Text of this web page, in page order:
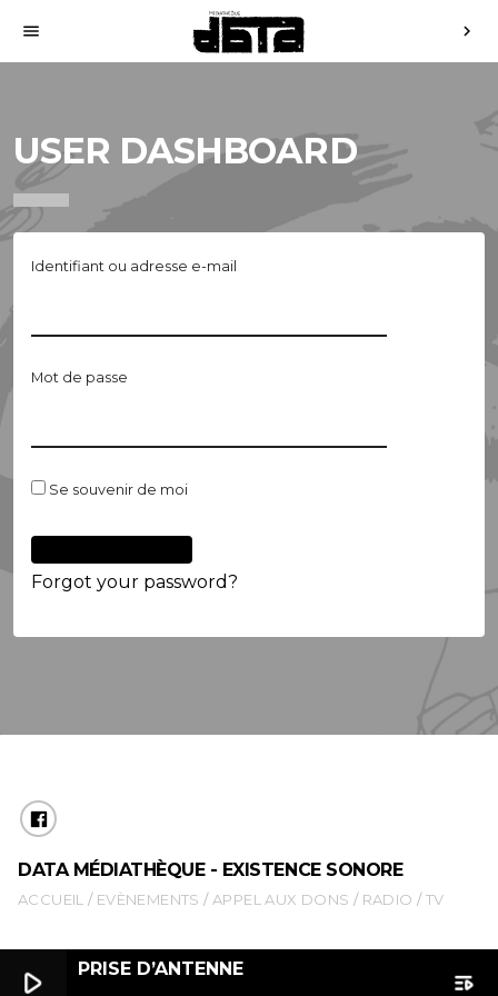
menu chevron_right
USER DASHBOARD
Identifiant ou adresse e-mail
Mot de passe
Se souvenir de moi
Forgot your password?
DATA MÉDIATHÈQUE - EXISTENCE SONORE
ACCUEIL EVÈNEMENTS APPEL AUX DONS RADIO TV
play_arrow PRISE D’ANTENNE playlist_play